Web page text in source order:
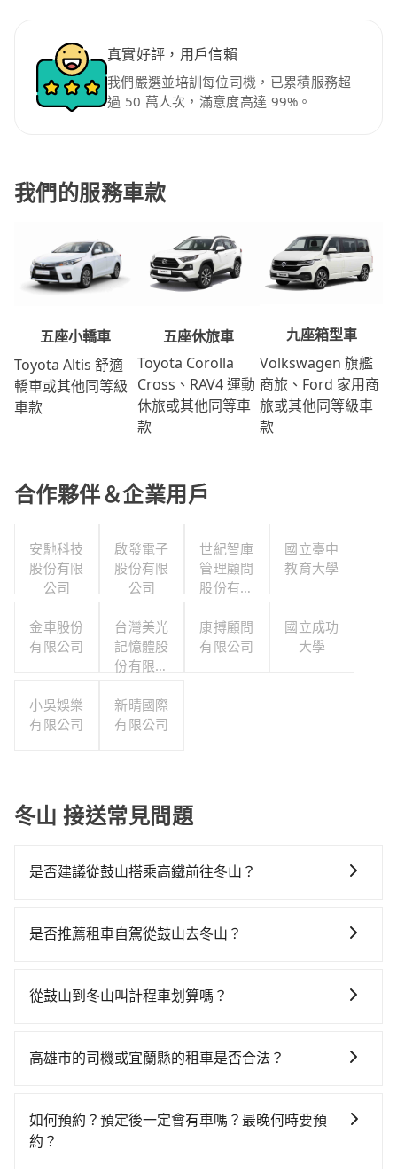
真實好評，用戶信賴
我們嚴選並培訓每位司機，已累積服務超
過 50 萬人次，滿意度高達 99%。
我們的服務車款
五座小轎車
Toyota Altis 舒適
轎車或其他同等級
車款
五座休旅車
Toyota Corolla
Cross、RAV4 運動
休旅或其他同等車
款
九座箱型車
Volkswagen 旗艦
商旅、Ford 家用商
旅或其他同等級車
款
合作夥伴＆企業用戶
安馳科技
股份有限
公司
啟發電子
股份有限
公司
世紀智庫
管理顧問
股份有限
國立臺中
教育大學
金車股份
有限公司
台灣美光
記憶體股
份有限公
康搏顧問
有限公司
國立成功
大學
小吳娛樂
有限公司
新晴國際
有限公司
冬山 接送常見問題
是否建議從鼓山搭乘高鐵前往冬山？
05:50一直到22:10，左營-南港一天最多有87班次高鐵可
站後，步行進站、現場購票並於月台排隊的時間約20分
等待車站前排班的計程車，搭上小黃後約花70分鐘、車
每人花費為2,060元。但如果全程使用tripool並到府專
車接送，則每人平均花費約1,870元，費時5小時38分
是否推薦租車自駕從鼓山去冬山？
在車上休息，那在高雄市鼓山區有約5間租車車行，比方
租金約$1,500，九人座如Hyundai Starex或
元）、保險費、罰單另計多數租車合約上都會載明每日
里程限定200~400公里，超過還會額外加收100~2,000
從鼓山到冬山叫計程車划算嗎？
灣大車隊、Uber、Line Taxi、Yoxi等，如果在路邊攔不
算，價格約為8,355~10,000元間，但如改預約tripool可
省高達$2,500。但如果要考慮到回程，宜蘭縣僅有合法
高雄市的司機或宜蘭縣的租車是否合法？
車、私家車或野雞車在招攬生意，這不僅是違法可能被
警察臨檢並趕下車，出意外後保險公司更是不會提供任
如何預約？預定後一定會有車嗎？最晚何時要預
約？